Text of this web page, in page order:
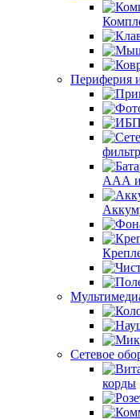
Периферия
ААА и
Сетевое
корды